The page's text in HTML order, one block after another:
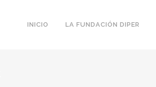
INICIO LA FUNDACIÓN DIPER